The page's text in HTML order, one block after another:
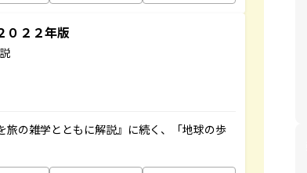
０２２年版
の雑学とともに解説』に続く、「地球の歩